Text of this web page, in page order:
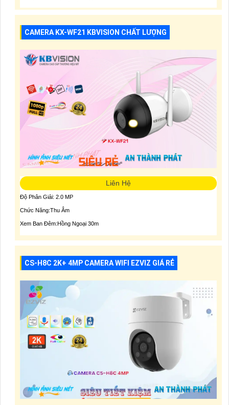
CAMERA KX-WF21 KBVISION CHẤT LƯỢNG
Liên Hệ
Độ Phân Giải: 2.0 MP
Chức Năng:Thu Âm
Xem Ban Đêm:Hồng Ngoại 30m
CS-H8C 2K+ 4MP CAMERA WIFI EZVIZ GIÁ RẺ